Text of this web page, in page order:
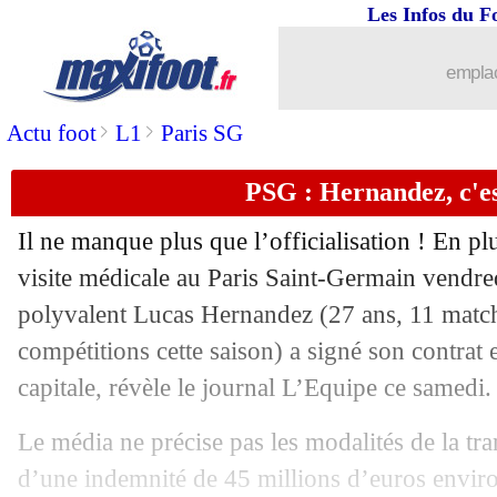
Actu foot> L1 > Paris SG
Les Infos du
PSG : Hernandez,
Il ne manque plus que l’officialisation ! En
visite médicale au Paris Saint-Germain
polyvalent Lucas Hernandez (27 ans, 11
compétitions cette saison) a signé son
capitale, révèle le journal L’Equipe ce samedi.
Le média ne précise pas les modalités de la
d’une indemnité de 45 millions d’euros
Monaco : Hütter, c'est confirmé !
01/07 Sassuolo: Lopez se verrait bien partir
01/07 Wolverhampton: Coady part à
01/07 Lyon: le PSG s'est renseigné sur
01/07 Rennes : Majer, bon de sortie cet été
01/07 Tottenham: Winks cédé à Leicester
Hellas : Baroni nommé coach